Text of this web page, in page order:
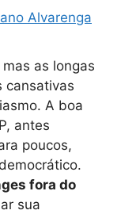
Alvarenga
as longas
cansativas
A boa
antes
poucos,
fora do
sua